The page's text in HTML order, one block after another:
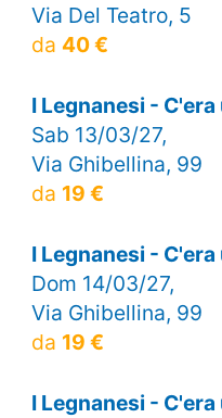
Via Del Teatro, 5
da 40 €
I Legnanesi - C'era
Sab 13/03/27,
Via Ghibellina, 99
da 19 €
I Legnanesi - C'era
Dom 14/03/27,
Via Ghibellina, 99
da 19 €
I Legnanesi -